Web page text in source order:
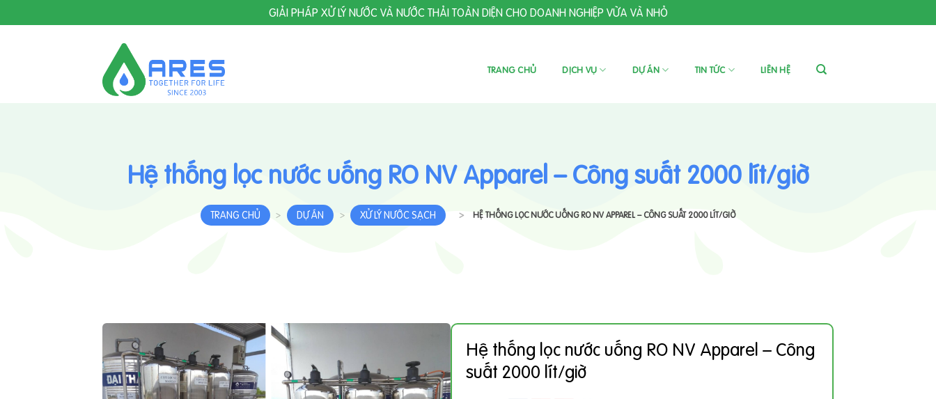
to
GIẢI PHÁP XỬ LÝ NƯỚC VÀ NƯỚC THẢI TOÀN DIỆN CHO DOANH NGHIỆP VỪA VÀ NHỎ
TRANG CHỦ DỊCH VỤ DỰ ÁN TIN TỨC LIÊN HỆ
Hệ thống lọc nước uống RO NV Apparel – Công suất 2000 lít/giờ
TRANG CHỦ > DỰ ÁN > XỬ LÝ NƯỚC SẠCH > HỆ THỐNG LỌC NƯỚC UỐNG RO NV APPAREL – CÔNG SUẤT 2000 LÍT/GIỜ
Hệ thống lọc nước uống RO NV Apparel – Công
suất 2000 lít/giờ